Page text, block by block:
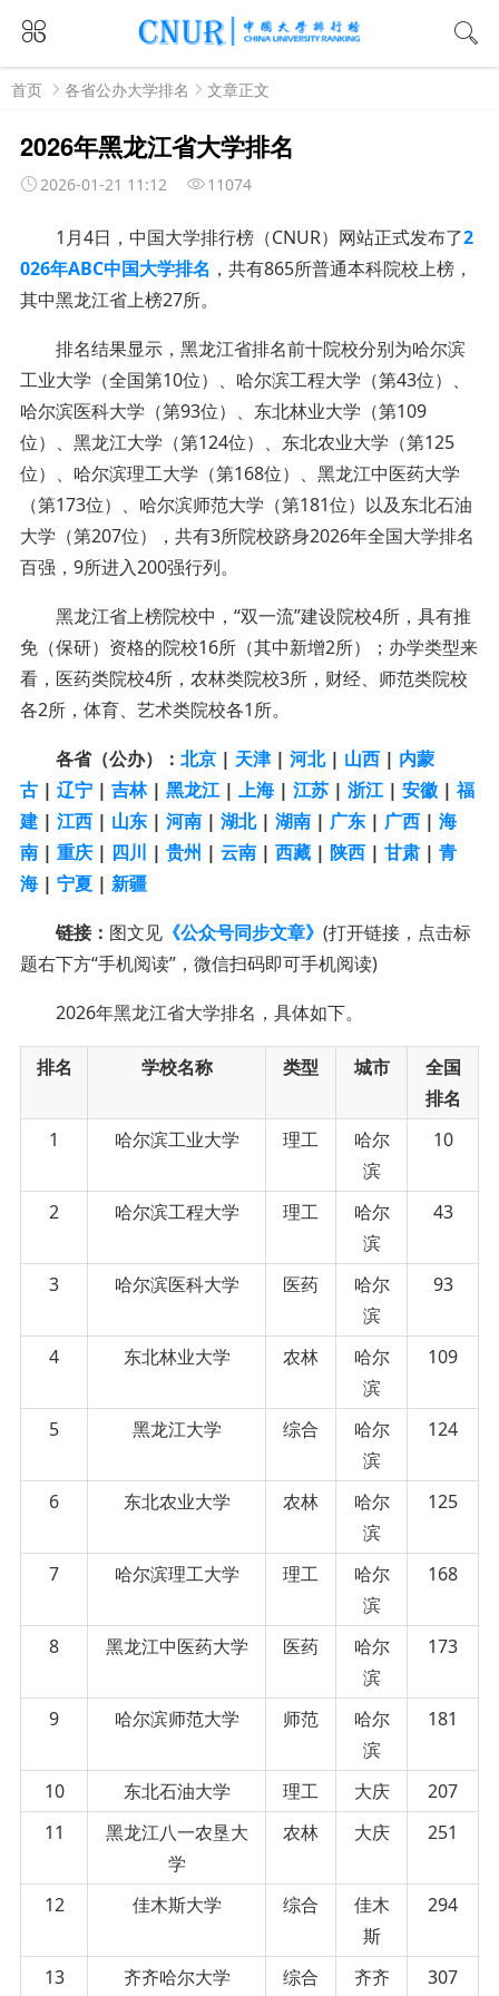
首页 各省公办大学排名 文章正文
2026年黑龙江省大学排名
2026-01-21 11:12 11074
1月4日，中国大学排行榜（CNUR）网站正式发布了2
026年ABC中国大学排名 ，共有865所普通本科院校上榜，
其中黑龙江省上榜27所。
排名结果显示，黑龙江省排名前十院校分别为哈尔滨
工业大学（全国第10位）、哈尔滨工程大学（第43位）、
哈尔滨医科大学（第93位）、东北林业大学（第109
位）、黑龙江大学（第124位）、东北农业大学（第125
位）、哈尔滨理工大学（第168位）、黑龙江中医药大学
（第173位）、哈尔滨师范大学（第181位）以及东北石油
大学（第207位），共有3所院校跻身2026年全国大学排名
百强，9所进入200强行列。
黑龙江省上榜院校中，“双一流”建设院校4所，具有推
免（保研）资格的院校16所（其中新增2所）； 办学类型来
看， 医药类院校4所，农林类院校3所，财经、师范类院校
各2所，体育、艺术类院校各1所。
各省（公办）： 北京| 天津| 河北| 山西| 内蒙
古| 辽宁| 吉林| 黑龙江| 上海| 江苏| 浙江| 安徽|福
建| 江西| 山东| 河南| 湖北| 湖南| 广东| 广西| 海
南| 重庆| 四川 | 贵州 | 云南| 西藏| 陕西| 甘肃| 青
海| 宁夏| 新疆
链接： 图文见《公众号同步文章》 (打开链接，点击标
题右下方“手机阅读”，微信扫码即可手机阅读)
2026年黑龙江省大学排名 ，具体如下。
排名 学校名称 类型 城市
全国
排名
1
哈尔滨工业大学 理工
哈尔
滨
10
2 哈尔滨工程大学 理工
哈尔
滨
43
3 哈尔滨医科大学 医药
哈尔
滨
93
4 东北林业大学 农林
哈尔
滨
109
5 黑龙江大学 综合
哈尔
滨
124
6 东北农业大学 农林
哈尔
滨
125
7 哈尔滨理工大学 理工
哈尔
滨
168
8 黑龙江中医药大学 医药
哈尔
滨
173
9 哈尔滨师范大学 师范
哈尔
滨
181
10 东北石油大学 理工 大庆
207
11
黑龙江八一农垦大
学
农林 大庆 251
12 佳木斯大学 综合
佳木
斯
294
13 齐齐哈尔大学 综合
齐齐
307